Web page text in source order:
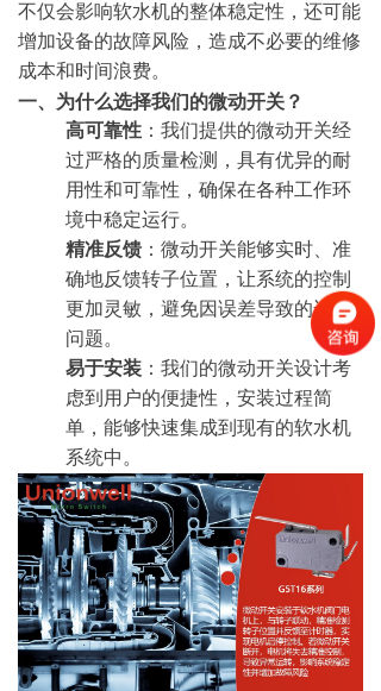
不仅会影响软水机的整体稳定性，还可能
增加设备的故障风险，造成不必要的维修
成本和时间浪费。
一、为什么选择我们的微动开关？
高可靠性 ：我们提供的微动开关经
过严格的质量检测，具有优异的耐
用性和可靠性，确保在各种工作环
境中稳定运行。
精准反馈 ：微动开关能够实时、准
确地反馈转子位置，让系统的控制
更加灵敏，避免因误差导致的运行
问题。
易于安装 ：我们的微动开关设计考
虑到用户的便捷性，安装过程简
单，能够快速集成到现有的软水机
系统中。